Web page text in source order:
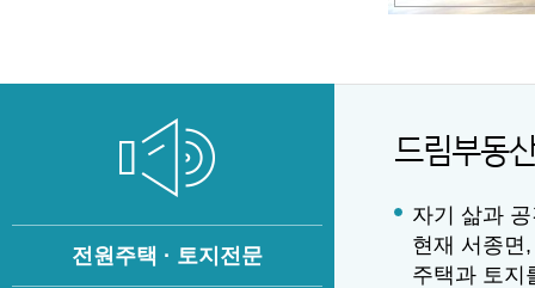
전원주택 · 토지전문
드림부동
자기 삶과
현재 서종면
주택과 토지